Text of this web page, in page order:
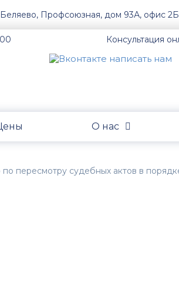
Профсоюзная, дом 93А, офис 2Б
Консультация
О нас
пересмотру судебных актов в